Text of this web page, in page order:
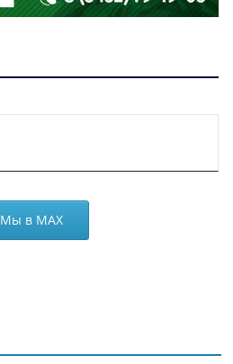
Мы в МАХ